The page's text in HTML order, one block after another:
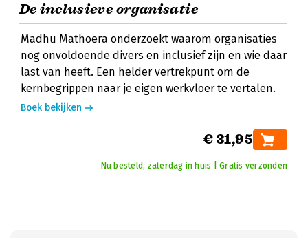
De inclusieve organisatie
Madhu Mathoera onderzoekt waarom organisaties
nog onvoldoende divers en inclusief zijn en wie daar
last van heeft. Een helder vertrekpunt om de
kernbegrippen naar je eigen werkvloer te vertalen.
Boek bekijken
€ 31,95
Nu besteld, zaterdag in huis | Gratis verzonden